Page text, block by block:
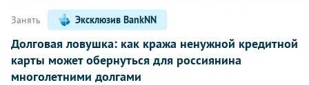
Занять Эксклюзив BankNN
Долговая ловушка: как кража ненужной кредитной
карты может обернуться для россиянина
многолетними долгами